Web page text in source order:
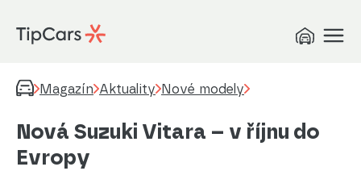
Magazín Aktuality Nové modely
Nová Suzuki Vitara – v říjnu do
Evropy